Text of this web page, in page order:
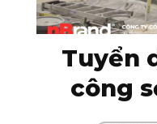
Tuyển
công
Kon